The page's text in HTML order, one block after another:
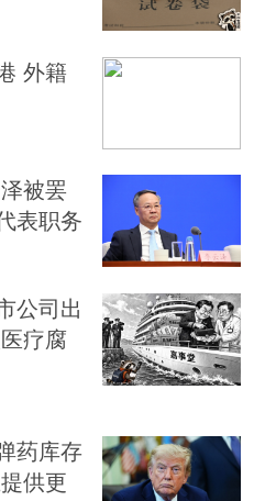
外籍
被罢
表职务
公司出
疗腐
药库存
供更